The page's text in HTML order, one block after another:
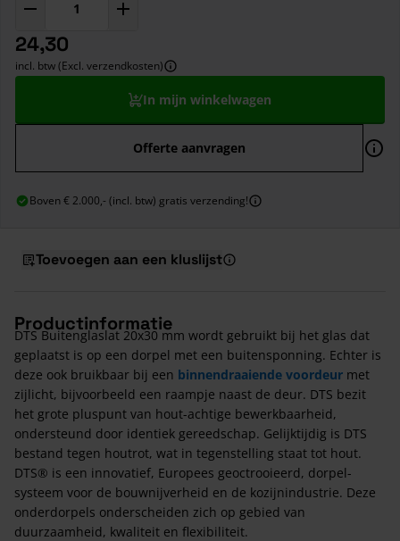
24,30
incl. btw (Excl. verzendkosten)
In mijn winkelwagen
Offerte aanvragen
Boven € 2.000,- (incl. btw) gratis verzending!
Toevoegen aan een kluslijst
Productinformatie
DTS Buitenglaslat 20x30 mm wordt gebruikt bij het glas dat
geplaatst is op een dorpel met een buitensponning. Echter is
deze ook bruikbaar bij een binnendraaiende voordeur met
zijlicht, bijvoorbeeld een raampje naast de deur. DTS bezit
het grote pluspunt van hout-achtige bewerkbaarheid,
ondersteund door identiek gereedschap. Gelijktijdig is DTS
bestand tegen houtrot, wat in tegenstelling staat tot hout.
DTS® is een innovatief, Europees geoctrooieerd, dorpel-
systeem voor de bouwnijverheid en de kozijnindustrie. Deze
onderdorpels onderscheiden zich op gebied van
duurzaamheid, kwaliteit en flexibiliteit.